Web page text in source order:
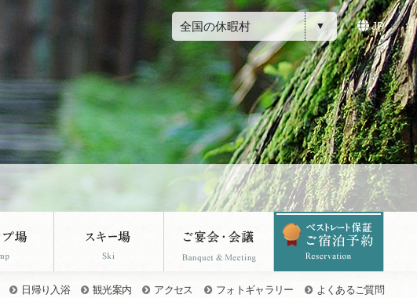
全国の休暇村 JP
日帰り入浴 観光案内 アクセス フォトギャラリー よくあるご質問